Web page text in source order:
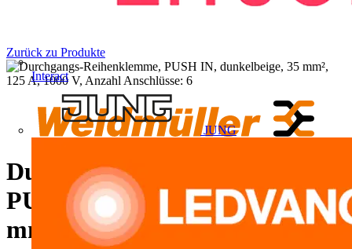
Interact
JUNG
Zurück zu Produkte
Durchgangs-Reihenklemme,
PUSH IN, dunkelbeige, 35
mm², 125 A, 1000 V, Anzahl